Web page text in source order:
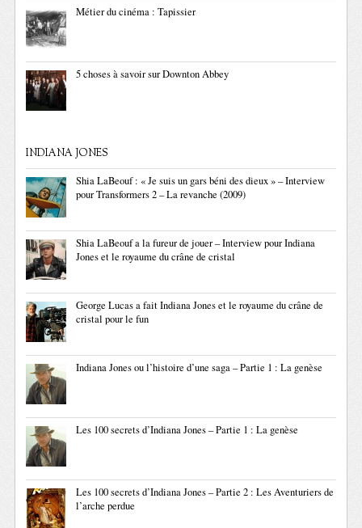
Métier du cinéma : Tapissier
5 choses à savoir sur Downton Abbey
INDIANA JONES
Shia LaBeouf : « Je suis un gars béni des dieux » – Interview
pour Transformers 2 – La revanche (2009)
Shia LaBeouf a la fureur de jouer – Interview pour Indiana
Jones et le royaume du crâne de cristal
George Lucas a fait Indiana Jones et le royaume du crâne de
cristal pour le fun
Indiana Jones ou l’histoire d’une saga – Partie 1 : La genèse
Les 100 secrets d’Indiana Jones – Partie 1 : La genèse
Les 100 secrets d’Indiana Jones – Partie 2 : Les Aventuriers de
l’arche perdue